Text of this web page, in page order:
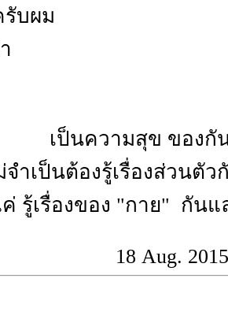
รับผม
มสุข ของกันแ
องรู้เรื่องส่วนตัวกั
ของ "กาย" กันแล
2015